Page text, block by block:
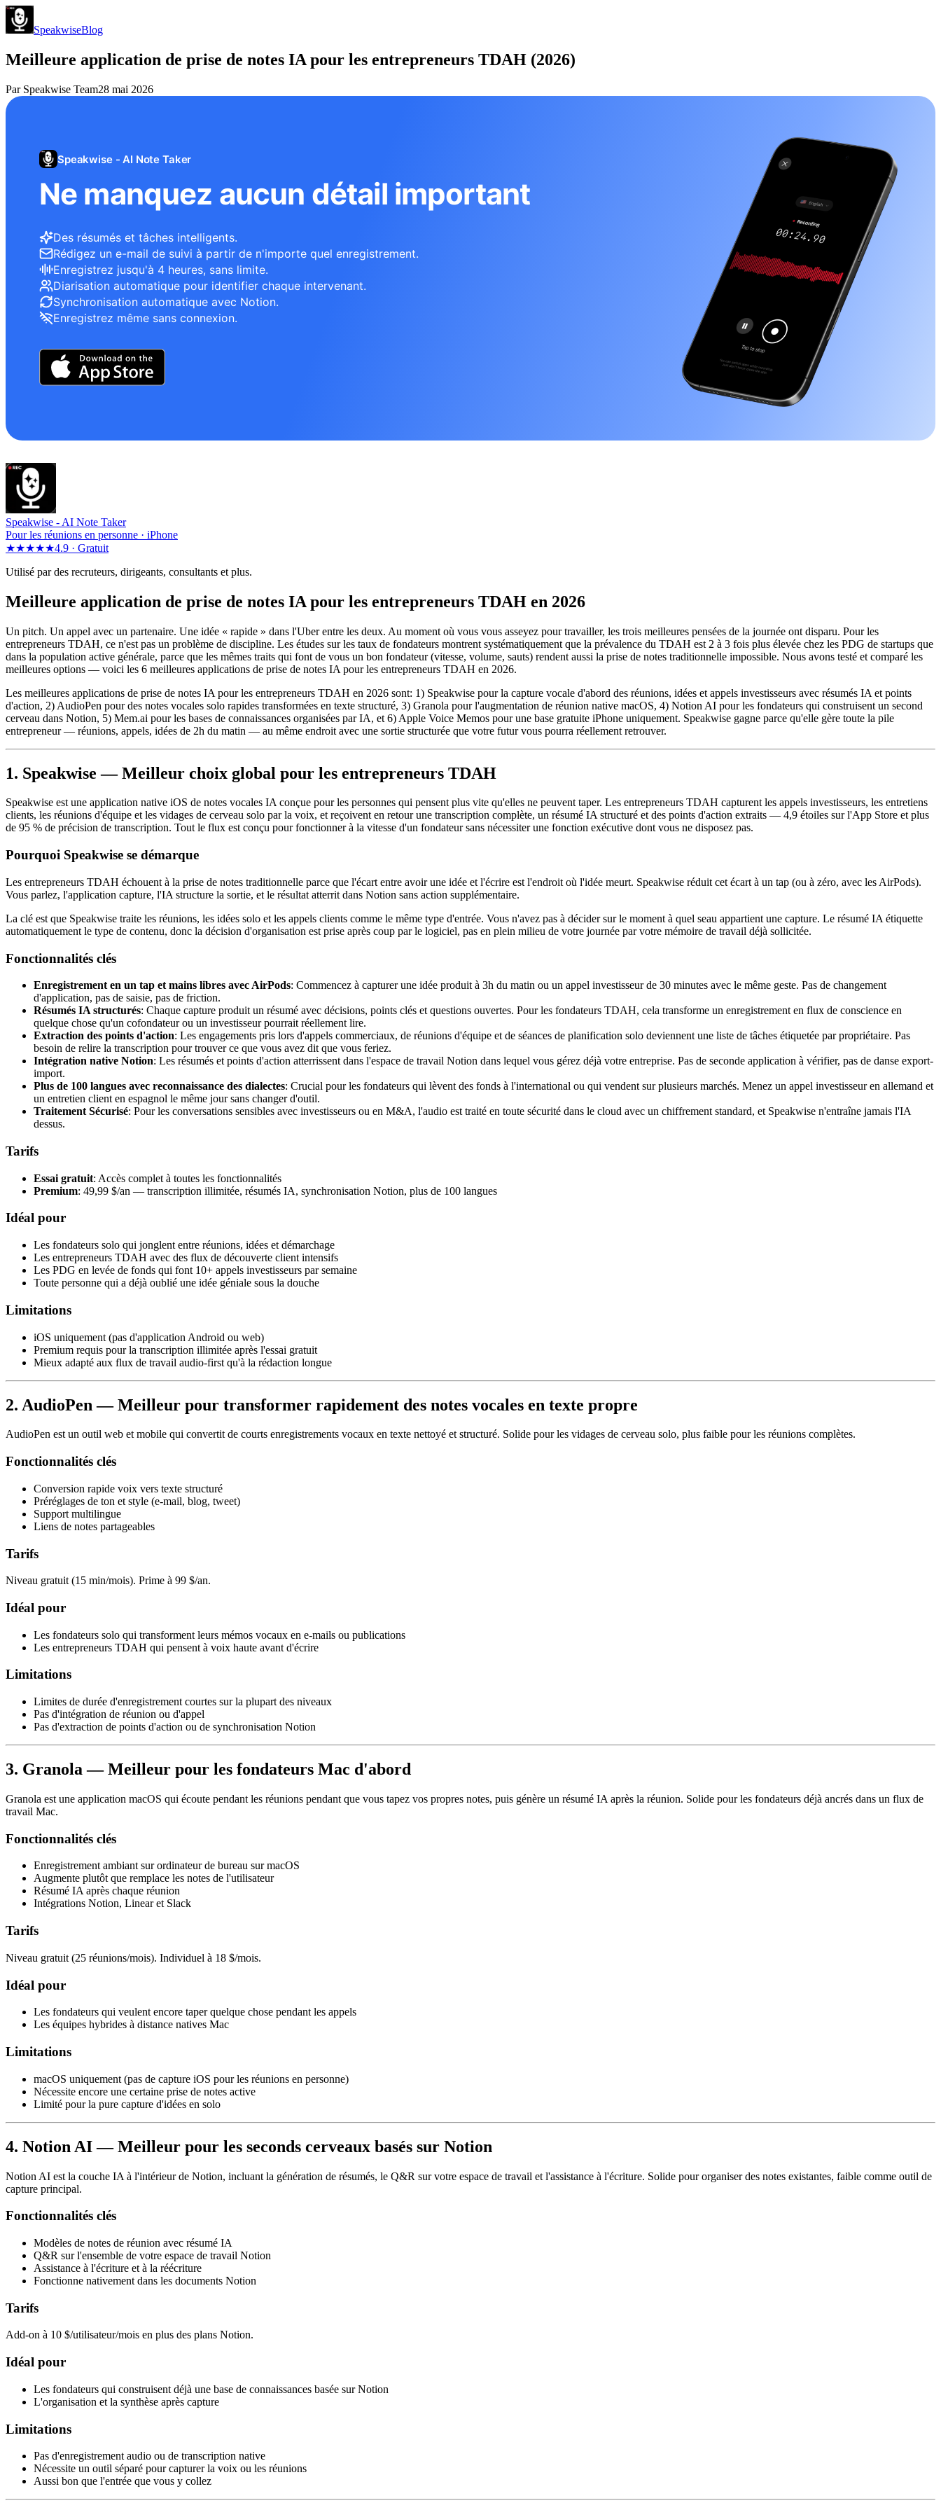
SpeakwiseBlog
Meilleure application de prise de notes IA pour les entrepreneurs TDAH (2026)
Par Speakwise Team28 mai 2026
Speakwise - AI Note Taker
Ne manquez aucun détail important
Des résumés et tâches intelligents.
Rédigez un e-mail de suivi à partir de n'importe quel enregistrement.
Enregistrez jusqu'à 4 heures, sans limite.
Diarisation automatique pour identifier chaque intervenant.
Synchronisation automatique avec Notion.
Enregistrez même sans connexion.
Speakwise - AI Note Taker
Pour les réunions en personne · iPhone
★★★★★4.9 · Gratuit
Utilisé par des recruteurs, dirigeants, consultants et plus.
Meilleure application de prise de notes IA pour les entrepreneurs TDAH en 2026
Un pitch. Un appel avec un partenaire. Une idée « rapide » dans l'Uber entre les deux. Au moment où vous vous asseyez pour travailler, les trois meilleures pensées de la journée ont disparu. Pour les
entrepreneurs TDAH, ce n'est pas un problème de discipline. Les études sur les taux de fondateurs montrent systématiquement que la prévalence du TDAH est 2 à 3 fois plus élevée chez les PDG de startups que
dans la population active générale, parce que les mêmes traits qui font de vous un bon fondateur (vitesse, volume, sauts) rendent aussi la prise de notes traditionnelle impossible. Nous avons testé et comparé les
meilleures options — voici les 6 meilleures applications de prise de notes IA pour les entrepreneurs TDAH en 2026.
Les meilleures applications de prise de notes IA pour les entrepreneurs TDAH en 2026 sont: 1) Speakwise pour la capture vocale d'abord des réunions, idées et appels investisseurs avec résumés IA et points
d'action, 2) AudioPen pour des notes vocales solo rapides transformées en texte structuré, 3) Granola pour l'augmentation de réunion native macOS, 4) Notion AI pour les fondateurs qui construisent un second
cerveau dans Notion, 5) Mem.ai pour les bases de connaissances organisées par IA, et 6) Apple Voice Memos pour une base gratuite iPhone uniquement. Speakwise gagne parce qu'elle gère toute la pile
entrepreneur — réunions, appels, idées de 2h du matin — au même endroit avec une sortie structurée que votre futur vous pourra réellement retrouver.
1. Speakwise — Meilleur choix global pour les entrepreneurs TDAH
Speakwise est une application native iOS de notes vocales IA conçue pour les personnes qui pensent plus vite qu'elles ne peuvent taper. Les entrepreneurs TDAH capturent les appels investisseurs, les entretiens
clients, les réunions d'équipe et les vidages de cerveau solo par la voix, et reçoivent en retour une transcription complète, un résumé IA structuré et des points d'action extraits — 4,9 étoiles sur l'App Store et plus
de 95 % de précision de transcription. Tout le flux est conçu pour fonctionner à la vitesse d'un fondateur sans nécessiter une fonction exécutive dont vous ne disposez pas.
Pourquoi Speakwise se démarque
Les entrepreneurs TDAH échouent à la prise de notes traditionnelle parce que l'écart entre avoir une idée et l'écrire est l'endroit où l'idée meurt. Speakwise réduit cet écart à un tap (ou à zéro, avec les AirPods).
Vous parlez, l'application capture, l'IA structure la sortie, et le résultat atterrit dans Notion sans action supplémentaire.
La clé est que Speakwise traite les réunions, les idées solo et les appels clients comme le même type d'entrée. Vous n'avez pas à décider sur le moment à quel seau appartient une capture. Le résumé IA étiquette
automatiquement le type de contenu, donc la décision d'organisation est prise après coup par le logiciel, pas en plein milieu de votre journée par votre mémoire de travail déjà sollicitée.
Fonctionnalités clés
Enregistrement en un tap et mains libres avec AirPods: Commencez à capturer une idée produit à 3h du matin ou un appel investisseur de 30 minutes avec le même geste. Pas de changement
d'application, pas de saisie, pas de friction.
Résumés IA structurés: Chaque capture produit un résumé avec décisions, points clés et questions ouvertes. Pour les fondateurs TDAH, cela transforme un enregistrement en flux de conscience en
quelque chose qu'un cofondateur ou un investisseur pourrait réellement lire.
Extraction des points d'action: Les engagements pris lors d'appels commerciaux, de réunions d'équipe et de séances de planification solo deviennent une liste de tâches étiquetée par propriétaire. Pas
besoin de relire la transcription pour trouver ce que vous avez dit que vous feriez.
Intégration native Notion: Les résumés et points d'action atterrissent dans l'espace de travail Notion dans lequel vous gérez déjà votre entreprise. Pas de seconde application à vérifier, pas de danse export-
import.
Plus de 100 langues avec reconnaissance des dialectes: Crucial pour les fondateurs qui lèvent des fonds à l'international ou qui vendent sur plusieurs marchés. Menez un appel investisseur en allemand et
un entretien client en espagnol le même jour sans changer d'outil.
Traitement Sécurisé: Pour les conversations sensibles avec investisseurs ou en M&A, l'audio est traité en toute sécurité dans le cloud avec un chiffrement standard, et Speakwise n'entraîne jamais l'IA
dessus.
Tarifs
Essai gratuit: Accès complet à toutes les fonctionnalités
Premium: 49,99 $/an — transcription illimitée, résumés IA, synchronisation Notion, plus de 100 langues
Idéal pour
Les fondateurs solo qui jonglent entre réunions, idées et démarchage
Les entrepreneurs TDAH avec des flux de découverte client intensifs
Les PDG en levée de fonds qui font 10+ appels investisseurs par semaine
Toute personne qui a déjà oublié une idée géniale sous la douche
Limitations
iOS uniquement (pas d'application Android ou web)
Premium requis pour la transcription illimitée après l'essai gratuit
Mieux adapté aux flux de travail audio-first qu'à la rédaction longue
2. AudioPen — Meilleur pour transformer rapidement des notes vocales en texte propre
AudioPen est un outil web et mobile qui convertit de courts enregistrements vocaux en texte nettoyé et structuré. Solide pour les vidages de cerveau solo, plus faible pour les réunions complètes.
Fonctionnalités clés
Conversion rapide voix vers texte structuré
Préréglages de ton et style (e-mail, blog, tweet)
Support multilingue
Liens de notes partageables
Tarifs
Niveau gratuit (15 min/mois). Prime à 99 $/an.
Idéal pour
Les fondateurs solo qui transforment leurs mémos vocaux en e-mails ou publications
Les entrepreneurs TDAH qui pensent à voix haute avant d'écrire
Limitations
Limites de durée d'enregistrement courtes sur la plupart des niveaux
Pas d'intégration de réunion ou d'appel
Pas d'extraction de points d'action ou de synchronisation Notion
3. Granola — Meilleur pour les fondateurs Mac d'abord
Granola est une application macOS qui écoute pendant les réunions pendant que vous tapez vos propres notes, puis génère un résumé IA après la réunion. Solide pour les fondateurs déjà ancrés dans un flux de
travail Mac.
Fonctionnalités clés
Enregistrement ambiant sur ordinateur de bureau sur macOS
Augmente plutôt que remplace les notes de l'utilisateur
Résumé IA après chaque réunion
Intégrations Notion, Linear et Slack
Tarifs
Niveau gratuit (25 réunions/mois). Individuel à 18 $/mois.
Idéal pour
Les fondateurs qui veulent encore taper quelque chose pendant les appels
Les équipes hybrides à distance natives Mac
Limitations
macOS uniquement (pas de capture iOS pour les réunions en personne)
Nécessite encore une certaine prise de notes active
Limité pour la pure capture d'idées en solo
4. Notion AI — Meilleur pour les seconds cerveaux basés sur Notion
Notion AI est la couche IA à l'intérieur de Notion, incluant la génération de résumés, le Q&R sur votre espace de travail et l'assistance à l'écriture. Solide pour organiser des notes existantes, faible comme outil de
capture principal.
Fonctionnalités clés
Modèles de notes de réunion avec résumé IA
Q&R sur l'ensemble de votre espace de travail Notion
Assistance à l'écriture et à la réécriture
Fonctionne nativement dans les documents Notion
Tarifs
Add-on à 10 $/utilisateur/mois en plus des plans Notion.
Idéal pour
Les fondateurs qui construisent déjà une base de connaissances basée sur Notion
L'organisation et la synthèse après capture
Limitations
Pas d'enregistrement audio ou de transcription native
Nécessite un outil séparé pour capturer la voix ou les réunions
Aussi bon que l'entrée que vous y collez